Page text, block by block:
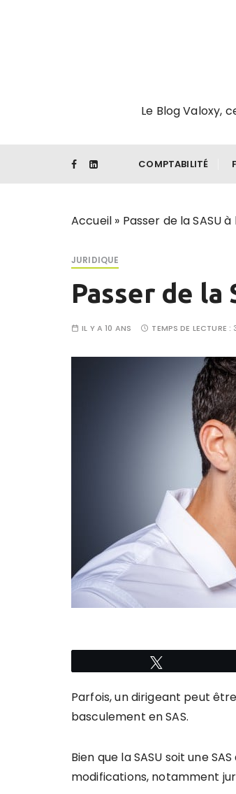
Le Blog Valoxy,
COMPTABILITÉ
Accueil » Passer de la SASU à
JURIDIQUE
Passer de la
IL Y A 10 ANS TEMPS DE LECTURE :
Parfois, un dirigeant peut
basculement en SAS.
Bien que la SASU soit une
modifications, notamment